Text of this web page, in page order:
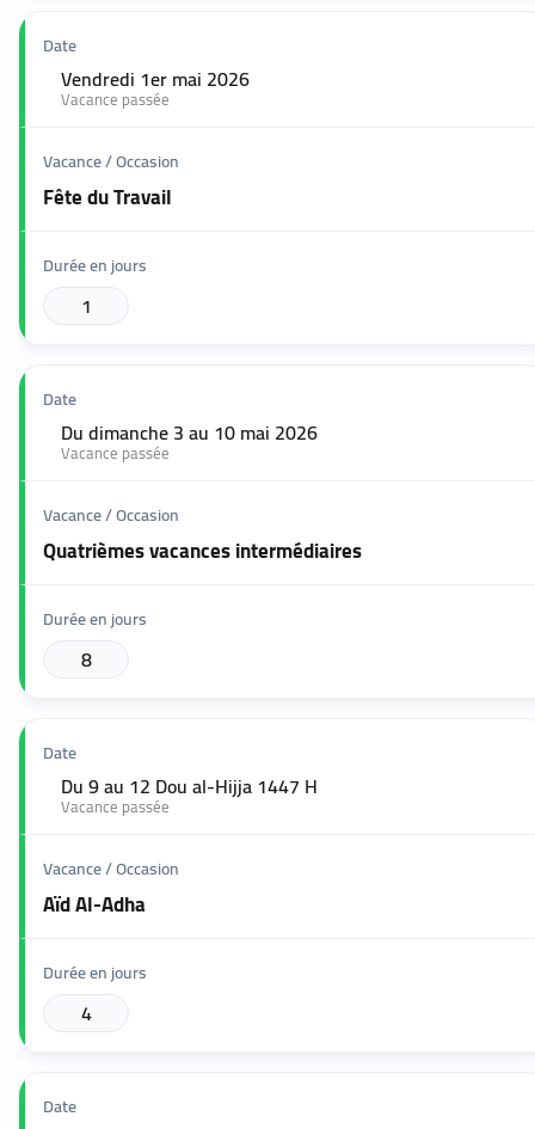
Vendredi 1er mai 2026
Vacance passée
Fête du Travail
1
Du dimanche 3 au 10 mai 2026
Vacance passée
Quatrièmes vacances intermédiaires
8
Du 9 au 12 Dou al-Hijja 1447 H
Vacance passée
Aïd Al-Adha
4